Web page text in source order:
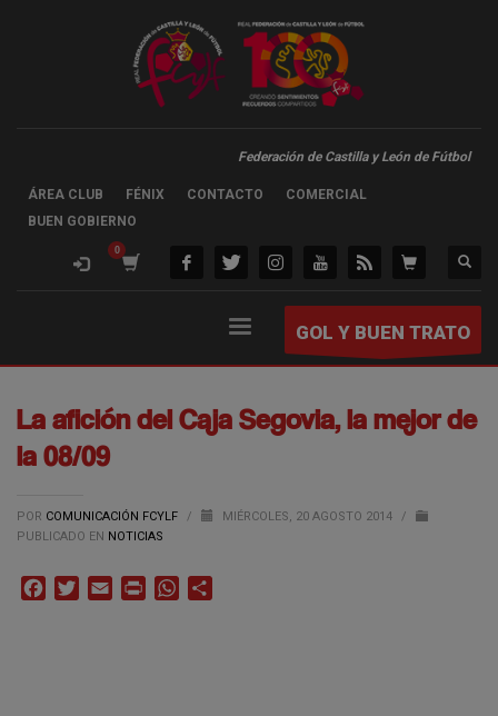
Federación de Castilla y León de Fútbol
ÁREA CLUB FÉNIX CONTACTO
COMERCIAL
BUEN GOBIERNO
GOL Y BUEN TRATO
La afición del Caja Segovia, la mejor de
la 08/09
POR COMUNICACIÓN FCYLF / MIÉRCOLES, 20 AGOSTO 2014
/
PUBLICADO EN NOTICIAS
FacebookTwitterEmail Print WhatsApp